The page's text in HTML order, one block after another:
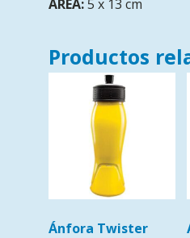
AREA:5 x 13 cm
Productos
Ánfora Twister